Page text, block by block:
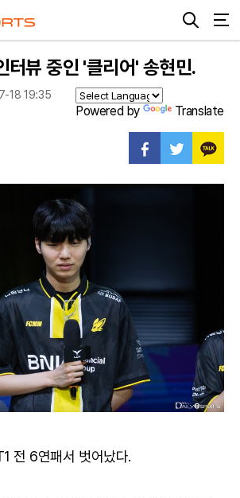
뷰 중인 '클리어' 송현민.
18 19:35
Powered by Translate
전 6연패서 벗어났다.